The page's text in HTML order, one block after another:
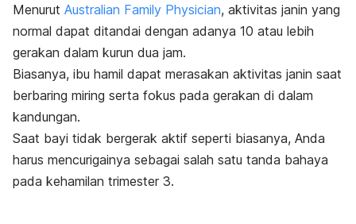
Menurut Australian Family Physician, aktivitas janin yang
normal dapat ditandai dengan adanya 10 atau lebih
gerakan dalam kurun dua jam.
Biasanya, ibu hamil dapat merasakan aktivitas janin saat
berbaring miring serta fokus pada gerakan di dalam
kandungan.
Saat bayi tidak bergerak aktif seperti biasanya, Anda
harus mencurigainya sebagai salah satu tanda bahaya
pada kehamilan trimester 3.